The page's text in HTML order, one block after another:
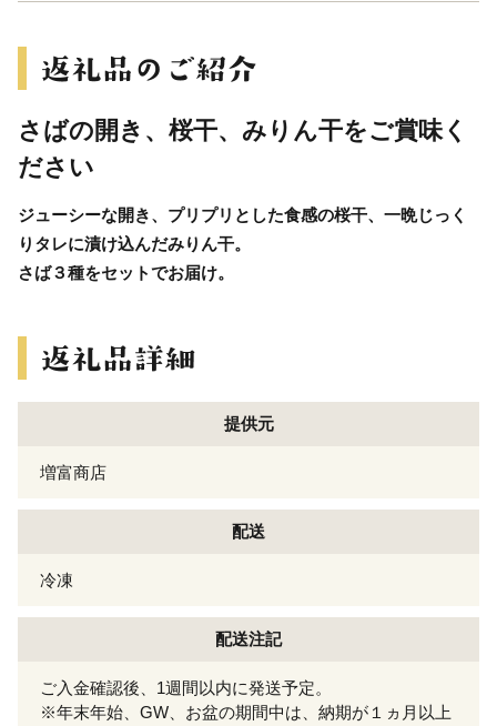
さばの開き、桜干、みりん干をご賞味く
ださい
ジューシーな開き、プリプリとした食感の桜干、一晩じっく
りタレに漬け込んだみりん干。
さば３種をセットでお届け。
提供元
増富商店
配送
冷凍
配送注記
ご入金確認後、1週間以内に発送予定。
※年末年始、GW、お盆の期間中は、納期が１ヵ月以上